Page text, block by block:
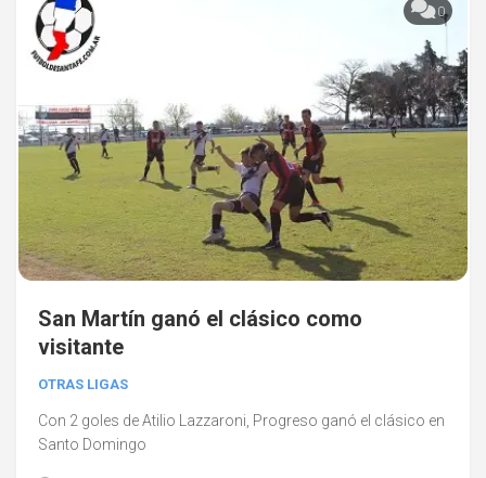
0
San Martín ganó el clásico como
visitante
OTRAS LIGAS
Con 2 goles de Atilio Lazzaroni, Progreso ganó el clásico en
Santo Domingo